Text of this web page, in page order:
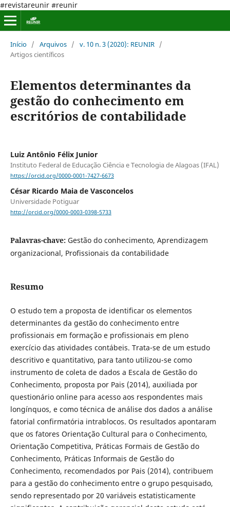
#revistareunir #reunir
Início / Arquivos / v. 10 n. 3 (2020): REUNIR /
Artigos científicos
Elementos determinantes da
gestão do conhecimento em
escritórios de contabilidade
Luiz Antônio Félix Junior
Instituto Federal de Educação Ciência e Tecnologia de Alagoas (IFAL)
https://orcid.org/0000-0001-7427-6673
César Ricardo Maia de Vasconcelos
Universidade Potiguar
http://orcid.org/0000-0003-0398-5733
Palavras-chave: Gestão do conhecimento, Aprendizagem
organizacional, Profissionais da contabilidade
Resumo
O estudo tem a proposta de identificar os elementos
determinantes da gestão do conhecimento entre
profissionais em formação e profissionais em pleno
exercício das atividades contábeis. Trata-se de um estudo
descritivo e quantitativo, para tanto utilizou-se como
instrumento de coleta de dados a Escala de Gestão do
Conhecimento, proposta por Pais (2014), auxiliada por
questionário online para acesso aos respondentes mais
longínquos, e como técnica de análise dos dados a análise
fatorial confirmatória intrablocos. Os resultados apontaram
que os fatores Orientação Cultural para o Conhecimento,
Orientação Competitiva, Práticas Formais de Gestão do
Conhecimento, Práticas Informais de Gestão do
Conhecimento, recomendados por Pais (2014), contribuem
para a gestão do conhecimento entre o grupo pesquisado,
sendo representado por 20 variáveis estatisticamente